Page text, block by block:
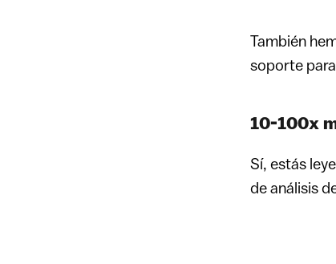
También
soporte
10-100x
Sí, estás
de análisis